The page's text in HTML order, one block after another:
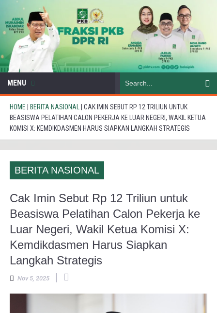
MENU
HOME BERITA NASIONAL CAK IMIN SEBUT RP 12 TRILIUN UNTUK
BEASISWA PELATIHAN CALON PEKERJA KE LUAR NEGERI, WAKIL KETUA
KOMISI X: KEMDIKDASMEN HARUS SIAPKAN LANGKAH STRATEGIS
BERITA NASIONAL
Cak Imin Sebut Rp 12 Triliun untuk
Beasiswa Pelatihan Calon Pekerja ke
Luar Negeri, Wakil Ketua Komisi X:
Kemdikdasmen Harus Siapkan
Langkah Strategis
Nov 5, 2025